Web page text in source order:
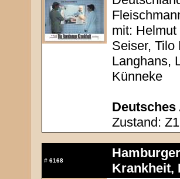
mit:
Seiser, Tilo
Langhans,
Künneke
Deutsches
Zustand: Z1
# 6168
Krankheit,